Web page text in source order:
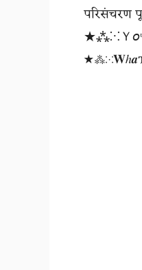
परिसंचरण
★⁂⁙Ｙ